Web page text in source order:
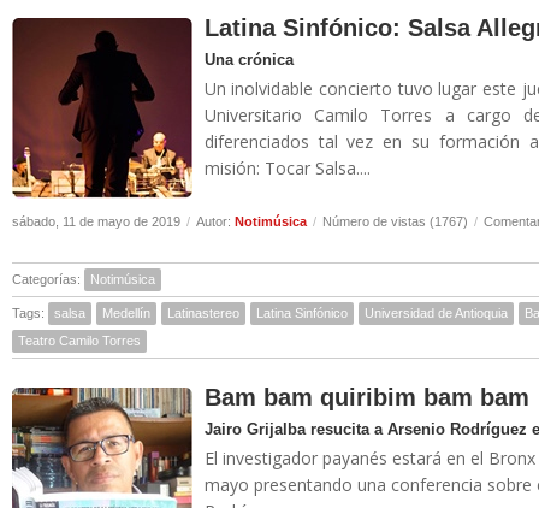
Latina Sinfónico: Salsa
Una crónica
Un inolvidable concierto tuvo lugar este
Universitario Camilo Torres a cargo
diferenciados tal vez en su formación
misión: Tocar Salsa....
sábado, 11 de mayo de 2019 / Autor: Notimúsica / Número de vistas (1767) /
Categorías: Notimúsica
Tags: salsa Medellín Latinastereo Latina Sinfónico Universidad de Antioquia
Teatro Camilo Torres
Bam bam quiribim bam bam
Jairo Grijalba resucita a Arsenio Rodríguez
El investigador payanés estará en el
mayo presentando una conferencia